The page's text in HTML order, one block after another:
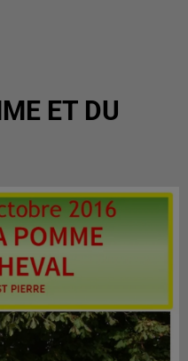
ET DU